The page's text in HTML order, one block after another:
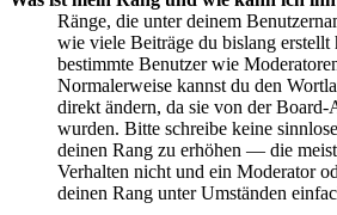
Ränge, die unter deinem
wie viele Beiträge du bislang erstellt
bestimmte Benutzer wie
Normalerweise kannst du den
direkt ändern, da sie von der
wurden. Bitte schreibe keine
deinen Rang zu erhöhen — die
Verhalten nicht und ein Moderator
deinen Rang unter Umständen